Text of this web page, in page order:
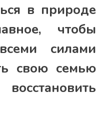
в природе
чтобы
силами
свою семью